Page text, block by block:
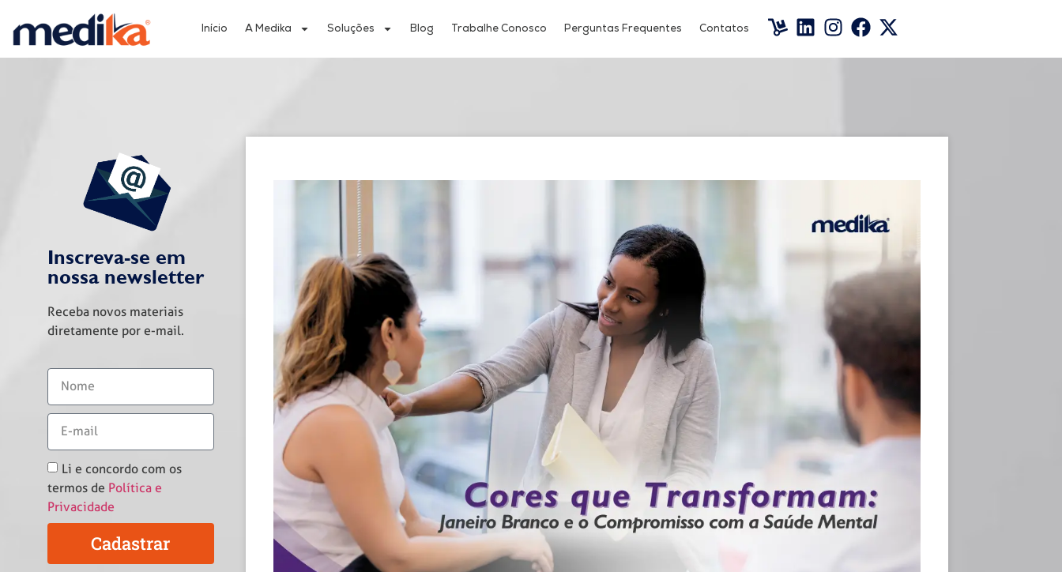
Início A Medika Soluções Blog Trabalhe Conosco Perguntas Frequentes Contatos
Inscreva-se em
nossa newsletter
Receba novos materiais
diretamente por e-mail.
Li e concordo com os
termos de Política e
Privacidade
Cadastrar